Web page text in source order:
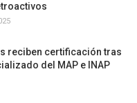
reciben certificación tras
del MAP e INAP